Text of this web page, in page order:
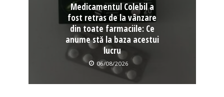
Medicamentul Colebil a
fost retras de la vânzare
din toate farmaciile: Ce
anume stă la baza acestui
lucru
06/08/2026